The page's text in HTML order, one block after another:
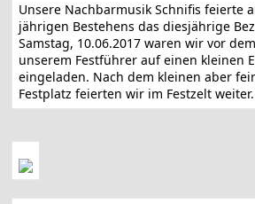
Unsere Nachbarmusik Schnifis feierte
jährigen Bestehens das diesjährige
Samstag, 10.06.2017 waren wir vor
unserem Festführer auf einen kleinen
eingeladen. Nach dem kleinen aber
Festplatz feierten wir im Festzelt weiter.